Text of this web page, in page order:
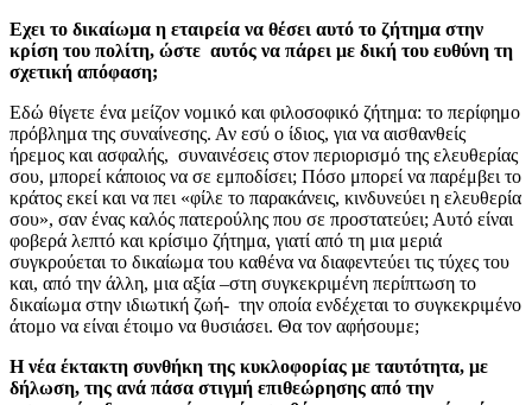
Εχει το δικαίωμα η εταιρεία να θέσει αυτό το ζήτημα στην
κρίση του πολίτη, ώστε αυτός να πάρει με δική του ευθύνη τη
σχετική απόφαση;
Εδώ θίγετε ένα μείζον νομικό και φιλοσοφικό ζήτημα: το περίφημο
πρόβλημα της συναίνεσης. Αν εσύ ο ίδιος, για να αισθανθείς
ήρεμος και ασφαλής, συναινέσεις στον περιορισμό της ελευθερίας
σου, μπορεί κάποιος να σε εμποδίσει; Πόσο μπορεί να παρέμβει το
κράτος εκεί και να πει «φίλε το παρακάνεις, κινδυνεύει η ελευθερία
σου», σαν ένας καλός πατερούλης που σε προστατεύει; Αυτό είναι
φοβερά λεπτό και κρίσιμο ζήτημα, γιατί από τη μια μεριά
συγκρούεται το δικαίωμα του καθένα να διαφεντεύει τις τύχες του
και, από την άλλη, μια αξία –στη συγκεκριμένη περίπτωση το
δικαίωμα στην ιδιωτική ζωή- την οποία ενδέχεται το συγκεκριμένο
άτομο να είναι έτοιμο να θυσιάσει. Θα τον αφήσουμε;
Η νέα έκτακτη συνθήκη της κυκλοφορίας με ταυτότητα, με
δήλωση, της ανά πάσα στιγμή επιθεώρησης από την